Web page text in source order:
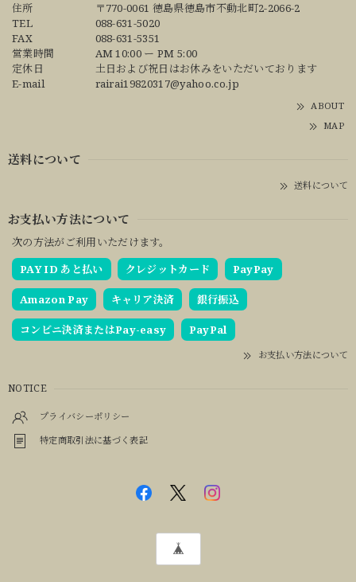
住所
〒770-0061 徳島県徳島市不動北町2-2066-2
TEL
088-631-5020
FAX
088-631-5351
営業時間
AM 10:00 ー PM 5:00
定休日
土日および祝日はお休みをいただいております
E-mail
rairai19820317@yahoo.co.jp
ABOUT
MAP
送料について
送料について
お支払い方法について
次の方法がご利用いただけます。
PAY ID あと払い
クレジットカード PayPay
Amazon Pay キャリア決済 銀行振込
コンビニ決済またはPay-easy PayPal
お支払い方法について
NOTICE
プライバシーポリシー
特定商取引法に基づく表記